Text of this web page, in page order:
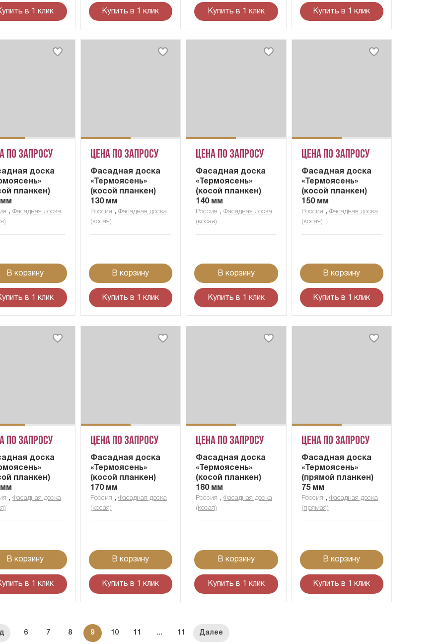
в 1 клик Купить в 1 клик Купить в 1 клик Купить в 1 клик
по запросу
доска
планкен)
мм
,Фасадная доска
В корзину
в 1 клик
Цена по запросу
Фасадная доска
«Термоясень»
(косой планкен)
130 мм
Россия , Фасадная доска
(косая)
В корзину
Купить в 1 клик
Цена по запросу
Фасадная доска
«Термоясень»
(косой планкен)
140 мм
Россия ,Фасадная доска
(косая)
В корзину
Купить в 1 клик
Цена по запросу
Фасадная доска
«Термоясень»
(косой планкен)
150 мм
Россия , Фасадная доска
(косая)
В корзину
Купить в 1 клик
по запросу
доска
планкен)
мм
,Фасадная доска
В корзину
в 1 клик
Цена по запросу
Фасадная доска
«Термоясень»
(косой планкен)
170 мм
Россия , Фасадная доска
(косая)
В корзину
Купить в 1 клик
Цена по запросу
Фасадная доска
«Термоясень»
(косой планкен)
180 мм
Россия ,Фасадная доска
(косая)
В корзину
Купить в 1 клик
Цена по запросу
Фасадная доска
«Термоясень»
(прямой планкен)
75 мм
Россия , Фасадная доска
(прямая)
В корзину
Купить в 1 клик
6 7 8 9 10 11 ... 11